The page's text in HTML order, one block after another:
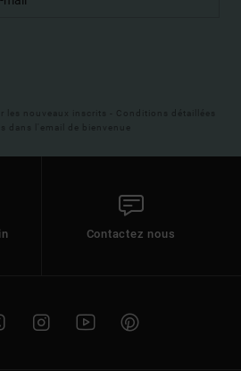
les nouveaux inscrits - Conditions détaillées
dans l'email de bienvenue
Contactez nous